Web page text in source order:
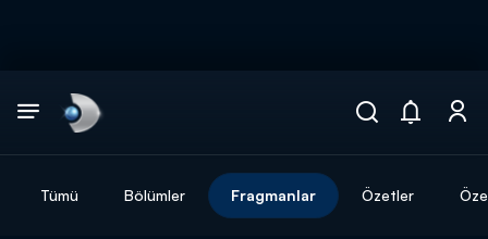
Tümü Bölümler Fragmanlar Özetler